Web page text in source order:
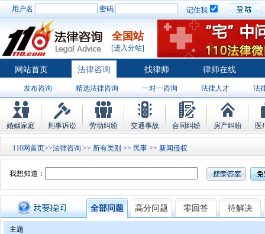
用户名 密码 记住我
全国站
[进入分站]
网站首页 法律咨询 找律师 律师在线
发布咨询 精选法律咨询 一对一咨询 法律人才 法
律师排行
婚姻家庭 刑事诉讼 劳动纠纷 交通事故 合同纠纷 房产纠纷 医
110网首页>>法律咨询 >> 所有类别 >> 民事 >> 新闻侵权
我想知道：
全部问题 高分问题 零回答 待解决
主题